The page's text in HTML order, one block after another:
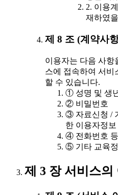
2. 이용
재하였
제 8 조 (계약사
이용자는 다음 사항
스에 접속하여 서비
할 수 있습니다.
① 성명 및 생
② 비밀번호
③ 자료신청 /
한 이용자정보
④ 전화번호
⑤ 기타 교육
제 3 장 서비스의